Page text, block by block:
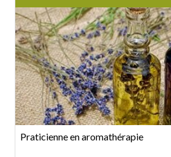
Praticienne en aromathérapie